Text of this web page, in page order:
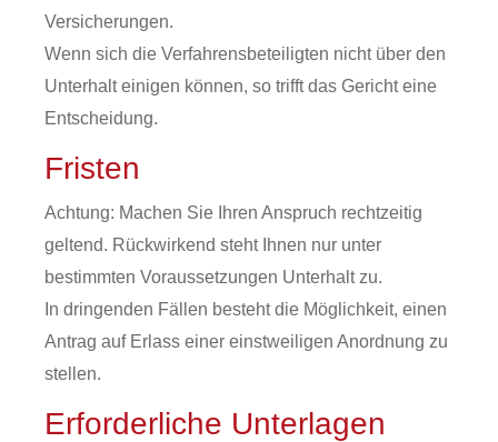
Versicherungen.
Wenn sich die Verfahrensbeteiligten nicht über den
Unterhalt einigen können, so trifft das Gericht eine
Entscheidung.
Fristen
Achtung: Machen Sie Ihren Anspruch rechtzeitig
geltend. Rückwirkend steht Ihnen nur unter
bestimmten Voraussetzungen Unterhalt zu.
In dringenden Fällen besteht die Möglichkeit, einen
Antrag auf Erlass einer einstweiligen Anordnung zu
stellen.
Erforderliche Unterlagen